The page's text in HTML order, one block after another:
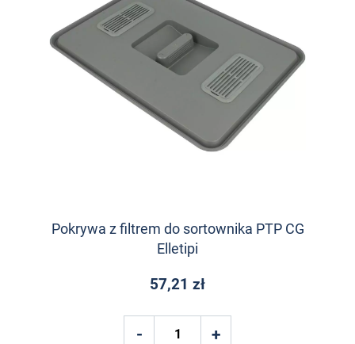
Pokrywa z filtrem do sortownika PTP CG
Elletipi
57,21 zł